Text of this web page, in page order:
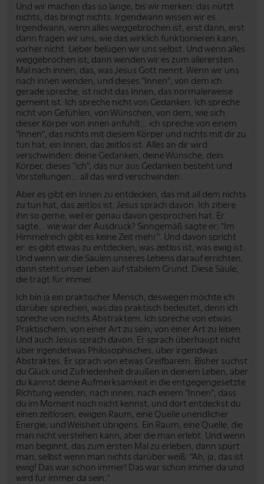
Und wir machen das so lange, bis wir merken: das nützt
nichts, das bringt nichts. Irgendwann wissen wir es.
Irgendwann, wenn alles weggebrochen ist, erst dann, erst
dann fragen wir uns, wie das wirklich funktionieren kann,
vorher nicht. Lieber belügen wir uns selbst. Und wenn alles
weggebrochen ist, dann wenden wir es zum allerersten
Mal nach innen, das, was Jesus Gott nennt. Wenn wir uns
nach innen wenden, und dieses "Innen", von dem ich
gerade spreche, ist nicht das Innen, das normalerweise
gemeint ist. Ich spreche nicht von Gedanken. Ich spreche
nicht von Gefühlen, von Wünschen, von dem, wie sich
dieser Körper von innen anfühlt... ich spreche von einem
"Innen", das nichts mit diesem Körper und nichts mit dir zu
tun hat, ein Innen, das zeitlos ist. Alles an dir wird
verschwinden: deine Gedanken, deine Wünsche, dein
Körper, dieses "ich", das nur aus Gedanken besteht und
Vorstellungen... all das wird verschwinden.
Aber es gibt ein Innen zu entdecken, das mit all dem nichts
zu tun hat, das zeitlos ist. Jesus sprach davon. Ich zitiere
ihn so gerne, weil er genau davon gesprochen hat. Er
sagte... wie war der Ausdruck? Sinngemäß sagte er: "Im
Himmelreich gibt es keine Zeit mehr". Und davon spricht
er: es gibt etwas zu entdecken, was zeitlos ist, was ewig ist.
Und wenn wir die Säulen unseres Lebens darauf errichten,
dann steht unser Leben auf stabilem Grund. Diese Säule,
die trägt für immer.
Ich bin ja ein praktischer Mensch, deswegen möchte ich
darüber sprechen, was das praktisch bedeutet, denn ich
spreche von nichts Abstraktem. Ich spreche von etwas
Praktischem, von einer Art zu sein, von einer Art zu leben.
Und auch Jesus sprach davon. Er sprach überhaupt nicht
über irgendetwas Philosophisches, über irgendwas
Abstraktes. Er sprach von etwas Greifbarem. Bisher suchst
du Glück und Zufriedenheit draußen in deinem Leben, aber
du kannst deine Aufmerksamkeit in die entgegengesetzte
Richtung wenden, nach innen, nach einem "Innen", dass
du im Moment noch nicht kennst, und dort entdeckst du
einen zeitlosen, ewigen Raum, eine Quelle unendlicher
Energie, und Weisheit übrigens. Ein Raum, eine Quelle, die
man nicht verstehen kann, aber die man erlebt. Und wenn
man beginnt, das zum ersten Mal zu erleben, dann spürt
man, selbst wenn man nichts darüber weiß: "Ah, ja, das ist
ewig! Das war schon immer! Das war schon immer da und
wird für immer da sein."